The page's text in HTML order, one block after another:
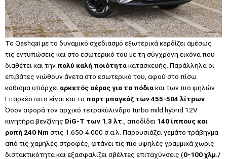
Το Qashqai με το δυναμικό σχεδιασμό εξωτερικά κερδίζει αμέσως
τις εντυπώσεις και στο εσωτερικό του με τη σύγχρονη εικόνα που
διαθέτει και την πολύ καλή ποιότητακατασκευής. Παράλληλα οι
επιβάτες νιώθουν άνετα στο εσωτερικό του, αφού στο πίσω
κάθισμα υπάρχει αρκετός αέρας για τα πόδιακαι των πιο ψηλών.
Επαρκέστατο είναι και το πορτ μπαγκάζ των 455-504 λίτρων
Όσον αφορά τον αρχικό τετρακύλινδρο turbo mild hybrid 12V
κινητήρα βενζίνης DiG-T των 1.3 λτ. , αποδίδει 140 ίππους και
ροπή 240 Nm στις 1.650-4.000 σ.α.λ. Παρουσιάζει γεμάτο τράβηγμα
από τις χαμηλές στροφές, φτάνει τις πιο υψηλές γραμμικά χωρίς
διστακτικότητα και εξασφαλίζει σβέλτες επιταχύνσεις (0-100 χλμ./